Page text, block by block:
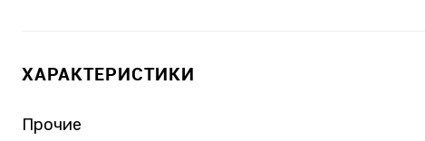
ХАРАКТЕРИСТИКИ
Прочие